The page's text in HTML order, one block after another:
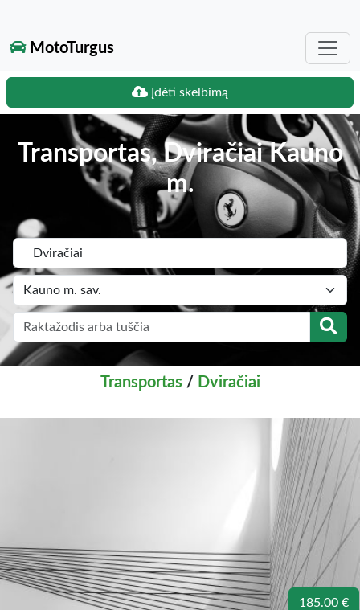
MotoTurgus
Įdėti skelbimą
Transportas, Dviračiai Kauno
m.
Transportas/ Dviračiai
185.00 €